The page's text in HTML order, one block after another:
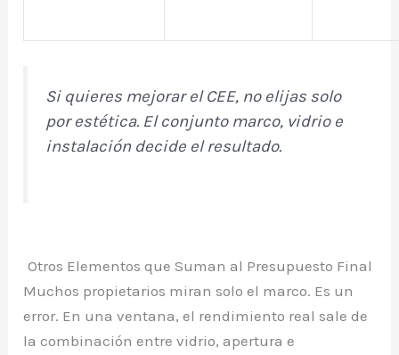
Si quieres mejorar el CEE, no elijas solo
por estética. El conjunto marco, vidrio e
instalación decide el resultado.
Otros Elementos que Suman al Presupuesto Final
Muchos propietarios miran solo el marco. Es un
error. En una ventana, el rendimiento real sale de
la combinación entre vidrio, apertura e